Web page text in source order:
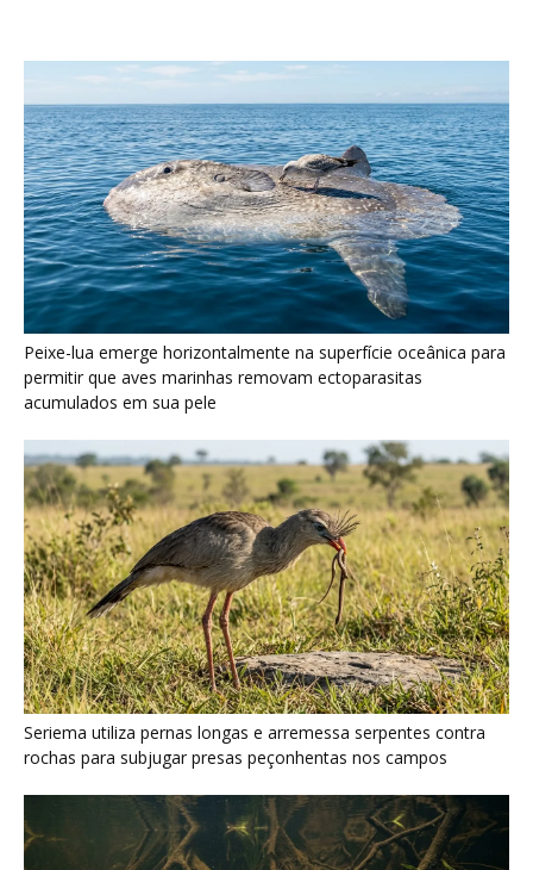
Seriema utiliza pernas longas e arremessa serpentes contra
rochas para subjugar presas peçonhentas nos campos
Poraquê sincroniza descargas elétricas em grupo para
amplificar campo elétrico e atordoar cardumes de peixes
maiores na Amazônia